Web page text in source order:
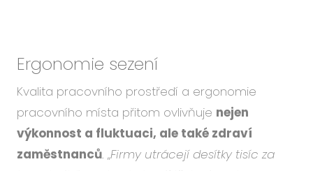
Ergonomie sezení
Kvalita pracovního prostředí a ergonomie
pracovního místa přitom ovlivňuje nejen
výkonnost a fluktuaci, ale také zdraví
zaměstnanců. „Firmy utrácejí desítky tisíc za